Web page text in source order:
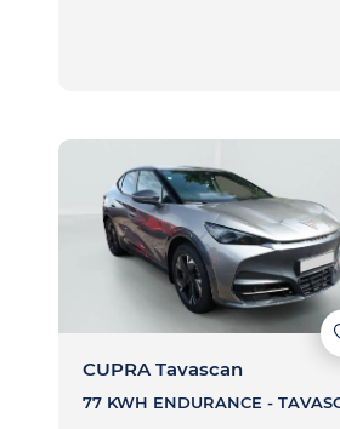
CUPRA Tavascan